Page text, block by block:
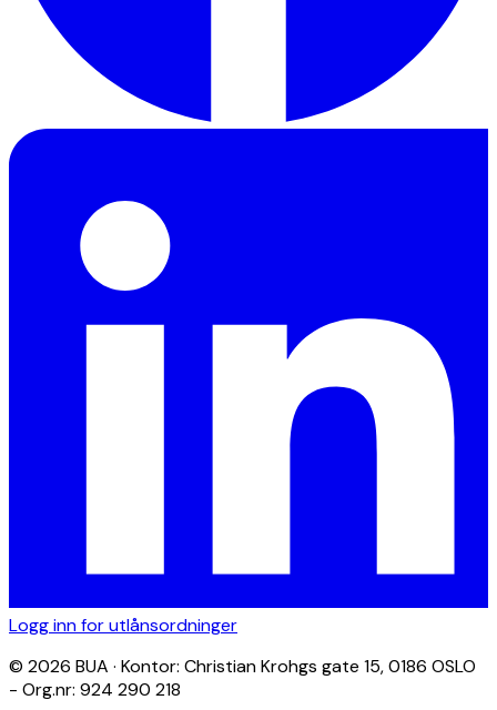
Logg inn for utlånsordninger
© 2026 BUA · Kontor: Christian Krohgs gate 15, 0186 OSLO
- Org.nr: 924 290 218